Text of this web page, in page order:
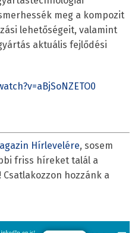
meg a kompozit
lehetőségeit, valamint
aktuális fejlődési
Hírlevelére, sosem
friss híreket talál a
hozzánk a